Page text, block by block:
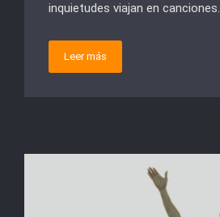
inquietudes viajan en canciones.
Leer más